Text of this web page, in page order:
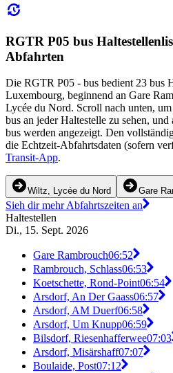
RGTR P05 bus
Abfahrten
Die RGTR P05 - bus bedient 23 bus
Luxembourg, beginnend an Gare
Lycée du Nord. Scroll nach unten,
bus an jeder Haltestelle zu sehen,
bus werden angezeigt. Den
die Echtzeit-Abfahrtsdaten (sofern
Transit-App.
Wiltz, Lycée du Nord Gare
Sieh dir mehr Abfahrtszeiten an
Haltestellen
Di., 15. Sept. 2026
Gare Rambrouch06:52
Rambrouch, Schlass06:53
Koetschette, Rond-Point06:54
Arsdorf, An Der Gaass06:57
Arsdorf, AM Duerf06:58
Arsdorf, Um Knupp06:59
Bilsdorf, Riesenhafferwee07:03
Arsdorf, Misärshaff07:07
Boulaide, Post07:12